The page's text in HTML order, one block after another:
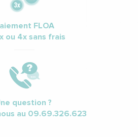
FLOA
ou 4x sans frais
question ?
au 09.69.326.623